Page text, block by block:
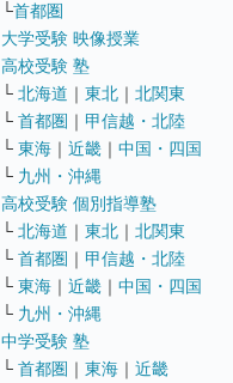
└首都圏
大学受験 映像授業
高校受験 塾
└ 北海道 ｜ 東北 ｜ 北関東
└ 首都圏 ｜ 甲信越・北陸
└ 東海 ｜ 近畿 ｜ 中国・四国
└ 九州・沖縄
高校受験 個別指導塾
└ 北海道 ｜ 東北 ｜ 北関東
└ 首都圏 ｜ 甲信越・北陸
└ 東海 ｜ 近畿 ｜ 中国・四国
└ 九州・沖縄
中学受験 塾
└ 首都圏 ｜ 東海 ｜ 近畿